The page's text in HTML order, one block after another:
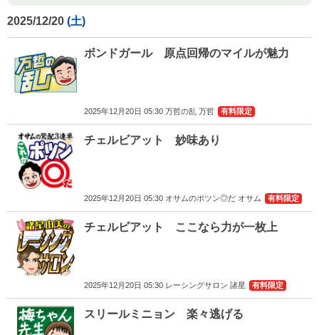
2025/12/20
ボンドガール 原点回帰のマイルが魅力
2025年12月20日 05:30 万哲の乱 万哲 有料限定
チェルビアット 妙味あり
2025年12月20日 05:30 オサムのポツン◎だ オサム 有料限定
チェルビアット ここなら力が一枚上
2025年12月20日 05:30 レーシングサロン 諸星 有料限定
スリールミニョン 楽々逃げる